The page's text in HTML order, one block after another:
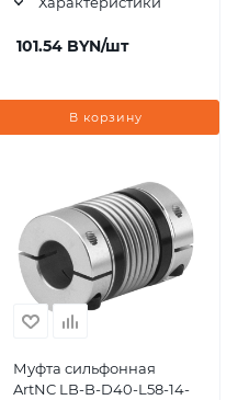
101.54 BYN/шт
В корзину
Муфта сильфонная
ArtNC LB-B-D40-L58-14-